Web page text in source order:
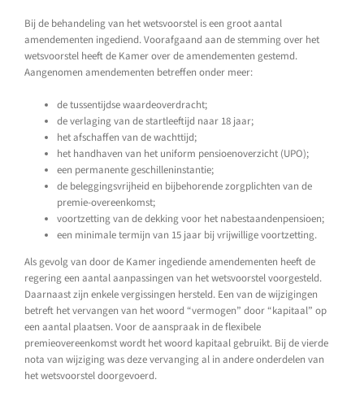
Bij de behandeling van het wetsvoorstel is een groot aantal
amendementen ingediend. Voorafgaand aan de stemming over het
wetsvoorstel heeft de Kamer over de amendementen gestemd.
Aangenomen amendementen betreffen onder meer:
de tussentijdse waardeoverdracht;
de verlaging van de startleeftijd naar 18 jaar;
het afschaffen van de wachttijd;
het handhaven van het uniform pensioenoverzicht (UPO);
een permanente geschilleninstantie;
de beleggingsvrijheid en bijbehorende zorgplichten van de
premie-overeenkomst;
voortzetting van de dekking voor het nabestaandenpensioen;
een minimale termijn van 15 jaar bij vrijwillige voortzetting.
Als gevolg van door de Kamer ingediende amendementen heeft de
regering een aantal aanpassingen van het wetsvoorstel voorgesteld.
Daarnaast zijn enkele vergissingen hersteld. Een van de wijzigingen
betreft het vervangen van het woord “vermogen” door “kapitaal” op
een aantal plaatsen. Voor de aanspraak in de flexibele
premieovereenkomst wordt het woord kapitaal gebruikt. Bij de vierde
nota van wijziging was deze vervanging al in andere onderdelen van
het wetsvoorstel doorgevoerd.